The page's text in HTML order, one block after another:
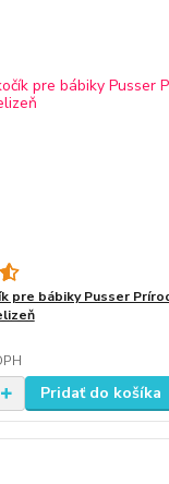
pre bábiky Pusser
Pridať do košíka